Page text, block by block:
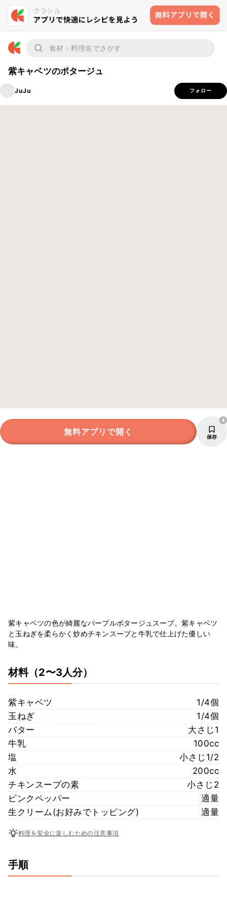
紫キャベツのポタージュ
JuJu フォロー
無料アプリで開く 保存
4
紫キャベツの色が綺麗なパープルポタージュスープ。紫キャベツ
と玉ねぎを柔らかく炒めチキンスープと牛乳で仕上げた優しい
味。
材料（2〜3人分）
紫キャベツ
1/4個
玉ねぎ
1/4個
バター
大さじ1
牛乳
100cc
塩
小さじ1/2
水
200cc
チキンスープの素
小さじ2
ピンクペッパー
適量
生クリーム(お好みでトッピング)
適量
料理を安全に楽しむための注意事項
手順